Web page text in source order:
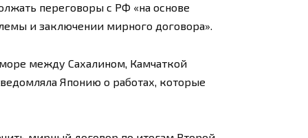
переговоры с РФ «на основе
и заключении мирного договора».
между Сахалином, Камчаткой
Японию о работах, которые